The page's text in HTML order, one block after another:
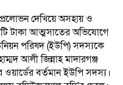
দেখিয়ে অসহায় ও
টাকা আত্মসাতের অভিযোগে
পরিষদ (ইউপি) সদস্যকে
আলী জিন্নাহ মাদারগঞ্জ
বর্তমান ইউপি সদস্য।